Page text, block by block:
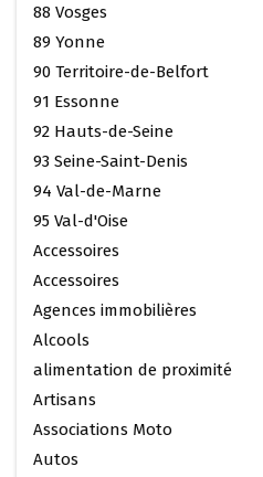
88 Vosges
89 Yonne
90 Territoire-de-Belfort
91 Essonne
92 Hauts-de-Seine
93 Seine-Saint-Denis
94 Val-de-Marne
95 Val-d'Oise
Accessoires
Accessoires
Agences immobilières
Alcools
alimentation de proximité
Artisans
Associations Moto
Autos